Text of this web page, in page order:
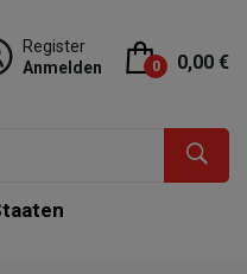
Register
Anmelden
0 0,00 €